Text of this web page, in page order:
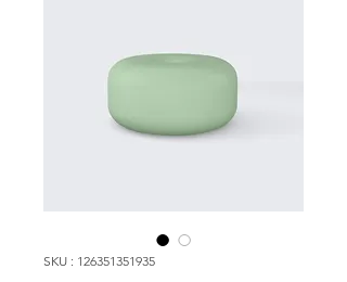
SKU : 126351351935